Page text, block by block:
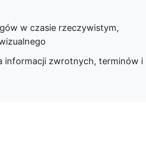
w czasie rzeczywistym,
informacji zwrotnych, terminów i